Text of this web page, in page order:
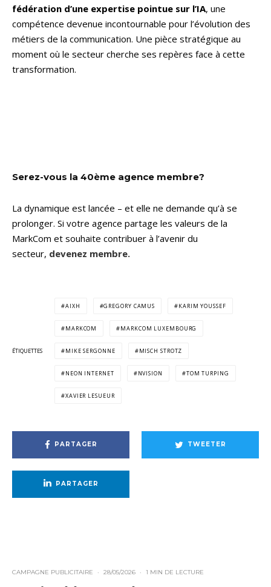
fédération d’une expertise pointue sur l’IA, une
compétence devenue incontournable pour l’évolution des
métiers de la communication. Une pièce stratégique au
moment où le secteur cherche ses repères face à cette
transformation.
Serez-vous la 40ème agence membre?
La dynamique est lancée – et elle ne demande qu’à se
prolonger. Si votre agence partage les valeurs de la
MarkCom et souhaite contribuer à l’avenir du
secteur, devenez membre.
ÉTIQUETTES
AIXH GREGORY CAMUS KARIM YOUSSEF
MARKCOM MARKCOM LUXEMBOURG
MIKE SERGONNE MISCH STROTZ
NEON INTERNET NVISION TOM TURPING
XAVIER LESUEUR
PARTAGER TWEETER
PARTAGER
CAMPAGNE PUBLICITAIRE · 28/05/2026 · 1 MIN DE LECTURE